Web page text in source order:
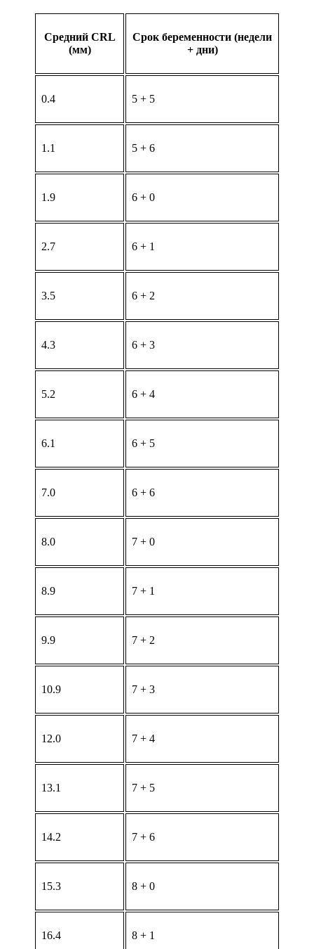
Средний CRL
(мм)
Срок беременности (недели
+ дни)
0.4 5 + 5
1.1 5 + 6
1.9 6 + 0
2.7 6 + 1
3.5 6 + 2
4.3 6 + 3
5.2 6 + 4
6.1 6 + 5
7.0 6 + 6
8.0 7 + 0
8.9 7 + 1
9.9 7 + 2
10.9 7 + 3
12.0 7 + 4
13.1 7 + 5
14.2 7 + 6
15.3 8 + 0
16.4 8 + 1